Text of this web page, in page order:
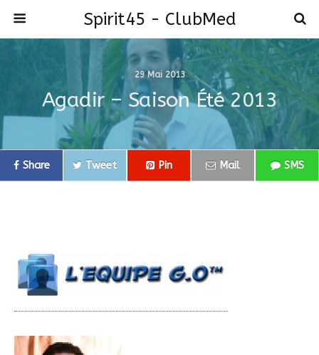
Spirit45 - ClubMed
29 Mai 2013
Agadir – Saison Été 2013
Share Tweet Pin Mail SMS